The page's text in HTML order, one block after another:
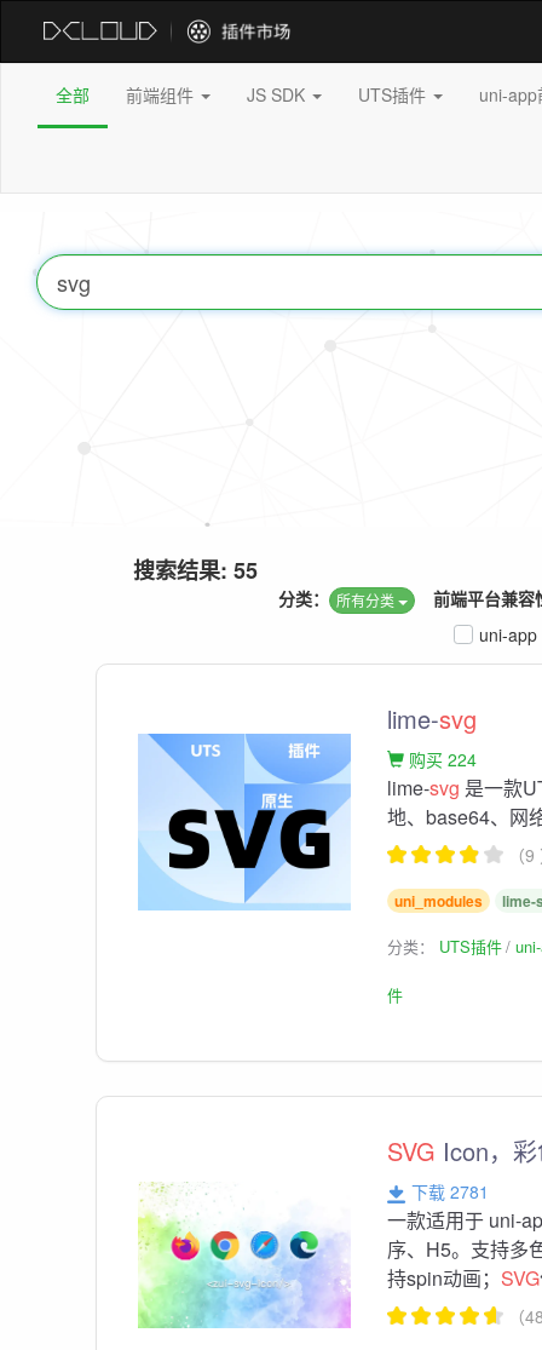
全部 前端组件 JS SDK UTS插件 uni-
搜索结果: 55
前端平台兼容
分类： 所有分类
uni-app
lime-svg
购买 224
lime-svg 是一款
地、base64、网
（
uni_modules lime-
分类： UTS插件
件
SVG Icon，
下载 2781
一款适用于 uni-
序、H5。支持多
持spin动画； SVG
（